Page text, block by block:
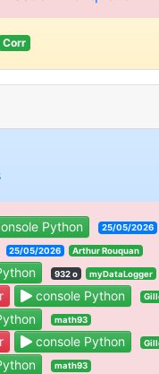
Corr
Python 25/05/2026
25/05/2026 Arthur Rouquan
932 o myDataLogger
console Python
math93
console Python
math93